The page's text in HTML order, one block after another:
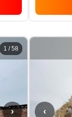
›
1 /58
‹